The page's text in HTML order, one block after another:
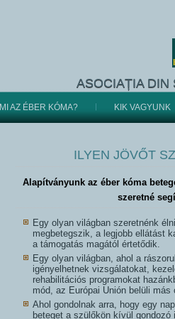
ASOCIAȚIA DIN
MI AZ ÉBER KÓMA? KIK VAGYUNK
ILYEN JÖVŐT
Alapítványunk az éber kóma
szeretné
Egy olyan világban szeretnénk
megbetegszik, a legjobb ellátást
a támogatás magától értetődik.
Egy olyan világban, ahol a
igényelhetnek vizsgálatokat,
rehabilitációs programokat
mód, az Európai Unión belüli más
Ahol gondolnak arra, hogy egy
beteget a szülőkön kívül gondozó